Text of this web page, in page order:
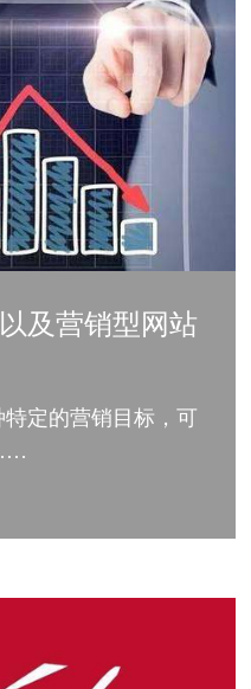
及营销型网站
定的营销目标，可